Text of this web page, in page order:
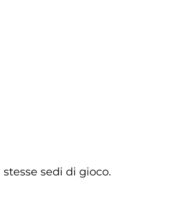
sedi di gioco.